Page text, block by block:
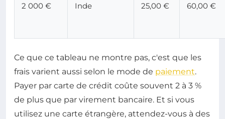
2 000 € Inde 25,00 € 60,00 €
Ce que ce tableau ne montre pas, c'est que les
frais varient aussi selon le mode de paiement.
Payer par carte de crédit coûte souvent 2 à 3 %
de plus que par virement bancaire. Et si vous
utilisez une carte étrangère, attendez-vous à des